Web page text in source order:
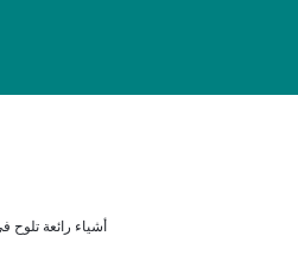
أشياء رائعة تلوح